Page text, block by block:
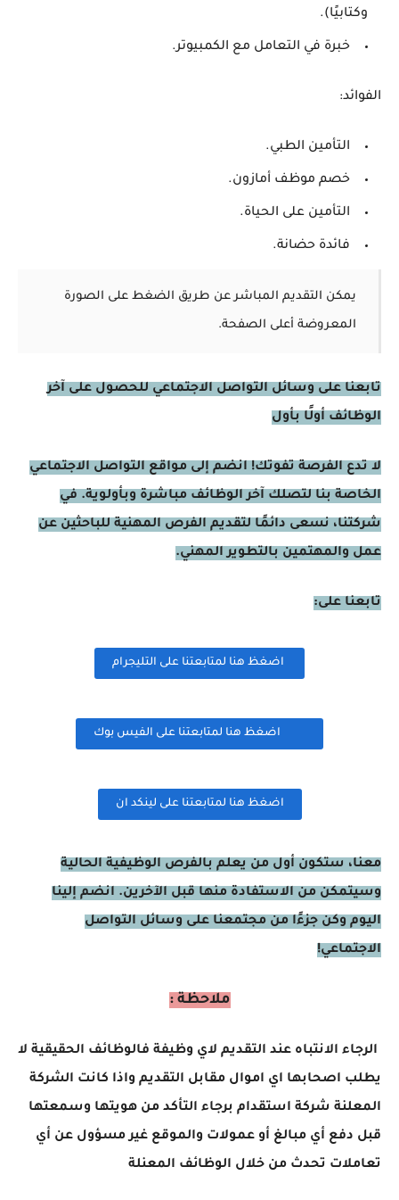
وكتابيًا).
خبرة في التعامل مع الكمبيوتر.
الفوائد:
التأمين الطبي.
خصم موظف أمازون.
التأمين على الحياة.
فائدة حضانة.
يمكن التقديم المباشر عن طريق الضغط على الصورة
المعروضة أعلى الصفحة.
تابعنا على وسائل التواصل الاجتماعي للحصول على آخر
الوظائف أولًا بأول
لا تدع الفرصة تفوتك! انضم إلى مواقع التواصل الاجتماعي
الخاصة بنا لتصلك آخر الوظائف مباشرة وبأولوية. في
شركتنا، نسعى دائمًا لتقديم الفرص المهنية للباحثين عن
عمل والمهتمين بالتطوير المهني.
تابعنا على:
اضغظ هنا لمتابعتنا على التليجرام
اضغظ هنا لمتابعتنا على الفيس بوك
اضغظ هنا لمتابعتنا على لينكد ان
معنا، ستكون أول من يعلم بالفرص الوظيفية الحالية
وسيتمكن من الاستفادة منها قبل الآخرين. انضم إلينا
اليوم وكن جزءًا من مجتمعنا على وسائل التواصل
الاجتماعي!
ملاحظة :
الرجاء الانتباه عند التقديم لاي وظيفة فالوظائف الحقيقية لا
يطلب اصحابها اي اموال مقابل التقديم واذا كانت الشركة
المعلنة شركة استقدام برجاء التأكد من هويتها وسمعتها
قبل دفع أي مبالغ أو عمولات والموقع غير مسؤول عن أي
تعاملات تحدث من خلال الوظائف المعنلة